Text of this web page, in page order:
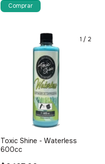
1 / 2
Toxic Shine - Waterless
600cc